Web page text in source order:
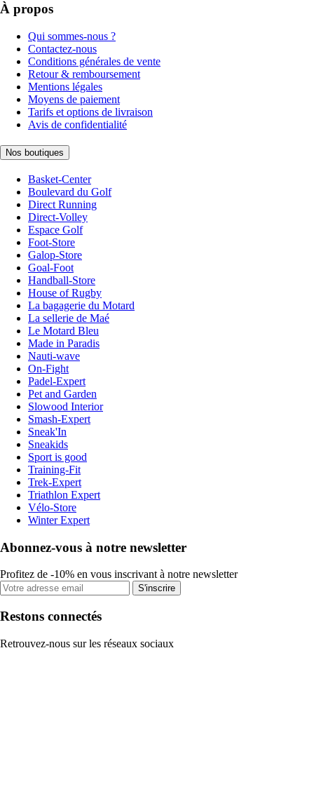
À propos
Qui sommes-nous ?
Contactez-nous
Conditions générales de vente
Retour & remboursement
Mentions légales
Moyens de paiement
Tarifs et options de livraison
Avis de confidentialité
Nos boutiques
Basket-Center
Boulevard du Golf
Direct Running
Direct-Volley
Espace Golf
Foot-Store
Galop-Store
Goal-Foot
Handball-Store
House of Rugby
La bagagerie du Motard
La sellerie de Maé
Le Motard Bleu
Made in Paradis
Nauti-wave
On-Fight
Padel-Expert
Pet and Garden
Slowood Interior
Smash-Expert
Sneak'In
Sneakids
Sport is good
Training-Fit
Trek-Expert
Triathlon Expert
Vélo-Store
Winter Expert
Abonnez-vous à notre newsletter
Profitez de -10% en vous inscrivant à notre newsletter
S'inscrire
Restons connectés
Retrouvez-nous sur les réseaux sociaux